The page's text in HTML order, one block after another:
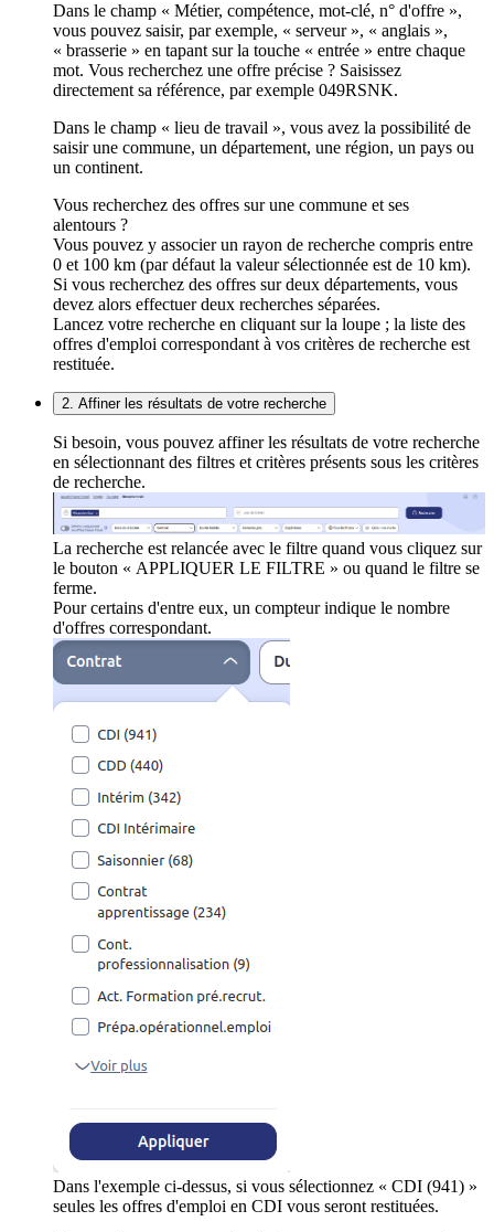
Dans le champ « Métier, compétence, mot-clé, n° d'offre »,
vous pouvez saisir, par exemple, « serveur », « anglais »,
« brasserie » en tapant sur la touche « entrée » entre chaque
mot. Vous recherchez une offre précise ? Saisissez
directement sa référence, par exemple 049RSNK.
Dans le champ « lieu de travail », vous avez la possibilité de
saisir une commune, un département, une région, un pays ou
un continent.
Vous recherchez des offres sur une commune et ses
alentours ?
Vous pouvez y associer un rayon de recherche compris entre
0 et 100 km (par défaut la valeur sélectionnée est de 10 km).
Si vous recherchez des offres sur deux départements, vous
devez alors effectuer deux recherches séparées.
Lancez votre recherche en cliquant sur la loupe ; la liste des
offres d'emploi correspondant à vos critères de recherche est
restituée.
2. Affiner les résultats de votre recherche
Si besoin, vous pouvez affiner les résultats de votre recherche
en sélectionnant des filtres et critères présents sous les critères
de recherche.
La recherche est relancée avec le filtre quand vous cliquez sur
le bouton « APPLIQUER LE FILTRE » ou quand le filtre se
ferme.
Pour certains d'entre eux, un compteur indique le nombre
d'offres correspondant.
Dans l'exemple ci-dessus, si vous sélectionnez « CDI (941) »
seules les offres d'emploi en CDI vous seront restituées.